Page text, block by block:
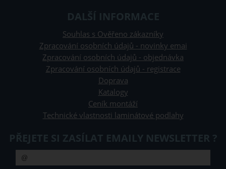
DALŠÍ INFORMACE
Souhlas s Ověřeno zákazníky
Zpracování osobních údajů - novinky emai
Zpracování osobních údajů - objednávka
Zpracování osobních údajů - registrace
Doprava
Katalogy
Ceník montáží
Technické vlastnosti laminátové podlahy
PŘEJETE SI ZASÍLAT EMAILY NEWSLETTER ?